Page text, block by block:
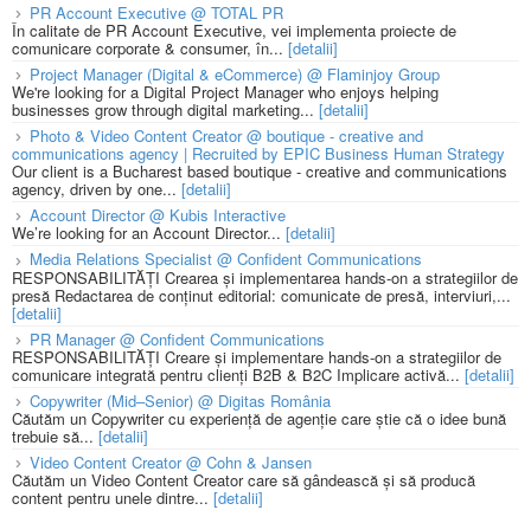
PR Account Executive @ TOTAL PR
În calitate de PR Account Executive, vei implementa proiecte de
comunicare corporate & consumer, în... [detalii]
Project Manager (Digital & eCommerce) @ Flaminjoy Group
We're looking for a Digital Project Manager who enjoys helping
businesses grow through digital marketing... [detalii]
Photo & Video Content Creator @ boutique - creative and
communications agency | Recruited by EPIC Business Human Strategy
Our client is a Bucharest based boutique - creative and communications
agency, driven by one... [detalii]
Account Director @ Kubis Interactive
We’re looking for an Account Director... [detalii]
Media Relations Specialist @ Confident Communications
RESPONSABILITĂȚI Crearea și implementarea hands-on a strategiilor de
presă Redactarea de conținut editorial: comunicate de presă, interviuri,...
[detalii]
PR Manager @ Confident Communications
RESPONSABILITĂȚI Creare și implementare hands-on a strategiilor de
comunicare integrată pentru clienți B2B & B2C Implicare activă... [detalii]
Copywriter (Mid–Senior) @ Digitas România
Căutăm un Copywriter cu experiență de agenție care știe că o idee bună
trebuie să... [detalii]
Video Content Creator @ Cohn & Jansen
Căutăm un Video Content Creator care să gândească și să producă
content pentru unele dintre... [detalii]